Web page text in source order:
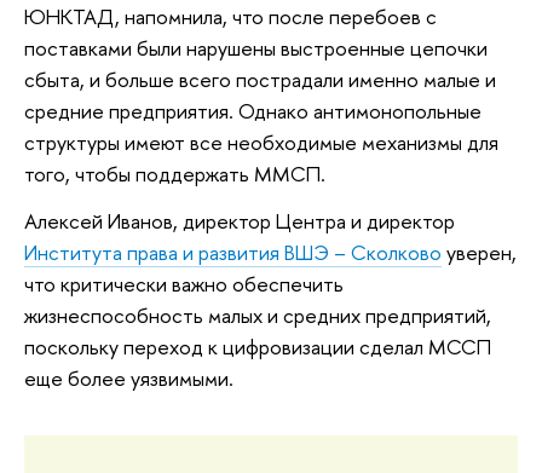
ЮНКТАД, напомнила, что после перебоев с
поставками были нарушены выстроенные цепочки
сбыта, и больше всего пострадали именно малые и
средние предприятия. Однако антимонопольные
структуры имеют все необходимые механизмы для
того, чтобы поддержать ММСП.
Алексей Иванов, директор Центра и директор
Института права и развития ВШЭ – Сколково уверен,
что критически важно обеспечить
жизнеспособность малых и средних предприятий,
поскольку переход к цифровизации сделал МССП
еще более уязвимыми.